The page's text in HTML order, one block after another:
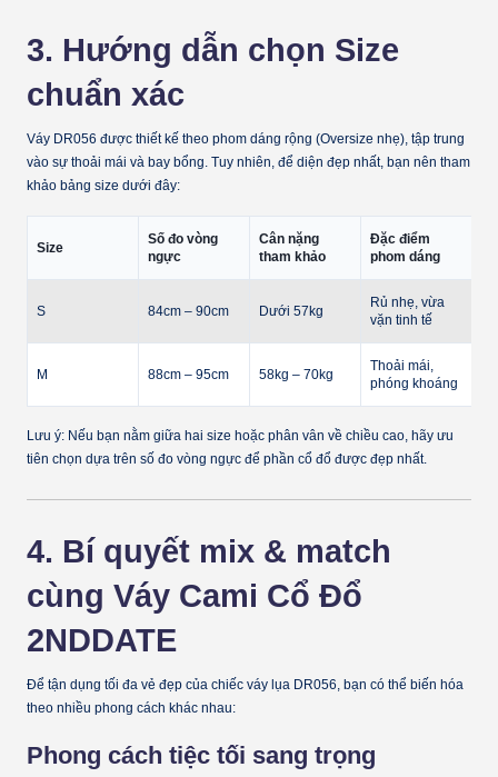
3. Hướng dẫn chọn Size
chuẩn xác
Váy DR056 được thiết kế theo phom dáng rộng (Oversize nhẹ) , tập trung
vào sự thoải mái và bay bổng. Tuy nhiên, để diện đẹp nhất, bạn nên tham
khảo bảng size dưới đây:
Size
Số đo vòng
ngực
Cân nặng
tham khảo
Đặc điểm
phom dáng
S 84cm – 90cm Dưới 57kg
Rủ nhẹ, vừa
vặn tinh tế
M 88cm – 95cm 58kg – 70kg
Thoải mái,
phóng khoáng
Lưu ý: Nếu bạn nằm giữa hai size hoặc phân vân về chiều cao, hãy ưu
tiên chọn dựa trên số đo vòng ngực để phần cổ đổ được đẹp nhất.
4. Bí quyết mix & match
cùng Váy Cami Cổ Đổ
2NDDATE
Để tận dụng tối đa vẻ đẹp của chiếc váy lụa DR056, bạn có thể biến hóa
theo nhiều phong cách khác nhau:
Phong cách tiệc tối sang trọng